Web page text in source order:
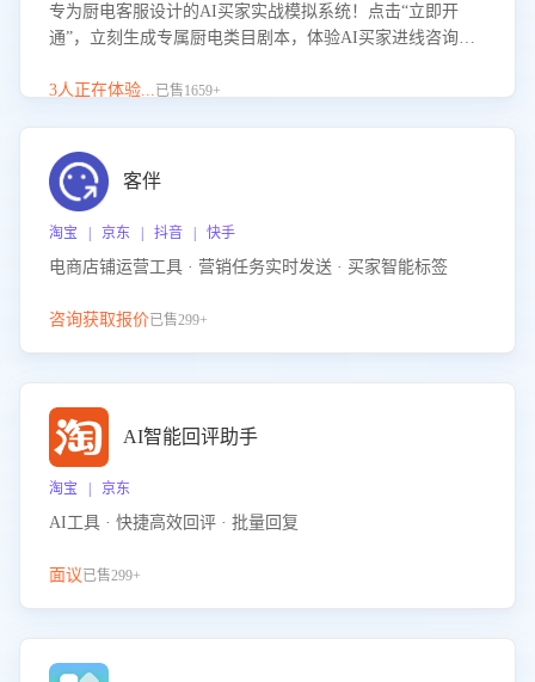
专为厨电客服设计的AI买家实战模拟系统！点击“立即开
通”，立刻生成专属厨电类目剧本，体验AI买家进线咨询真
实场景应对技巧！
3人正在体验...已售1659+
客伴
淘宝 | 京东 | 抖音 | 快手
电商店铺运营工具 · 营销任务实时发送 · 买家智能标签
咨询获取报价已售299+
AI智能回评助手
淘宝 | 京东
AI工具 · 快捷高效回评 · 批量回复
面议已售299+